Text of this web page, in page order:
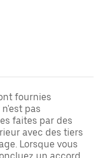
fournies
pas
faites par des
avec des tiers
Lorsque vous